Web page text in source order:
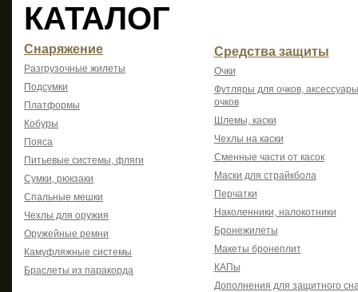
КАТАЛОГ
Снаряжение
Разгрузочные жилеты
Подсумки
Платформы
Кобуры
Пояса
Питьевые системы, фляги
Сумки, рюкзаки
Спальные мешки
Чехлы для оружия
Оружейные ремни
Камуфляжные системы
Браслеты из паракорда
Средства защиты
Очки
Футляры для очков,
очков
Шлемы, каски
Чехлы на каски
Сменные части от касок
Маски для страйкбола
Перчатки
Наколенники, налокотники
Бронежилеты
Макеты бронеплит
КАПы
Дополнения для защитного